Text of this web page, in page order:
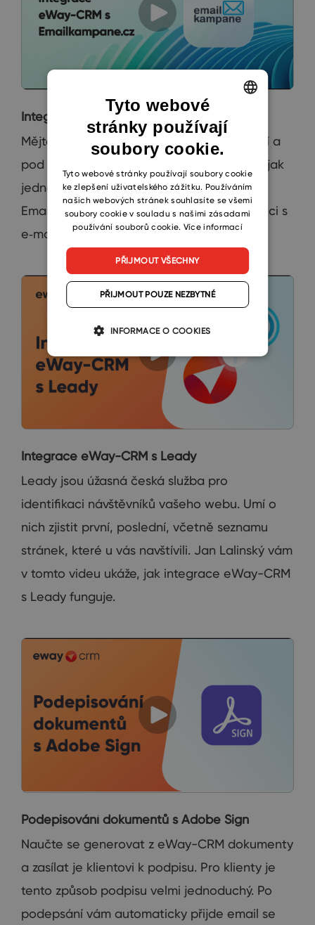
Integrace eWay-CRM s Emailkampane.cz
Mějte marketingové kontakty vždy aktuální a
pod kontrolou. V našem videu si ukážeme, jak
jednoduše propojit eWay‑CRM s
Emailkampane.cz a výrazně si usnadnit práci s
e‑mailovými kampaněmi.
Integrace eWay-CRM s Leady
Leady jsou úžasná česká služba pro
identifikaci návštěvníků vašeho webu. Umí o
nich zjistit první, poslední, včetně seznamu
stránek, které u vás navštívili. Jan Lalinský vám
v tomto videu ukáže, jak integrace eWay-CRM
s Leady funguje.
Podepisování dokumentů s Adobe Sign
Naučte se generovat z eWay-CRM dokumenty
a zasílat je klientovi k podpisu. Pro klienty je
tento způsob podpisu velmi jednoduchý. Po
podepsání vám automaticky přijde email se
ENGLISH
CZECH
SLOVAK
Tyto webové
stránky používají
soubory cookie.
Tyto webové stránky používají soubory cookie
ke zlepšení uživatelského zážitku. Používáním
našich webových stránek souhlasíte se všemi
soubory cookie v souladu s našimi zásadami
používání souborů cookie. Více informací
PŘIJMOUT VŠECHNY
PŘIJMOUT POUZE NEZBYTNÉ
INFORMACE O COOKIES